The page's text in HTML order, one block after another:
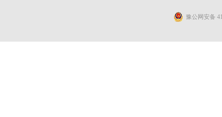
豫公网安备